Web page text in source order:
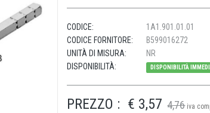
CODICE:
1A1.901.01.01
CODICE FORNITORE:
B599016272
UNITÀ DI MISURA:
NR
DISPONIBILITÀ:
DISPONIBILITÀ
PREZZO : € 3,57 4,76 iva